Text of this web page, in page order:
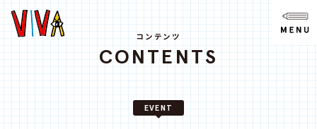
ニュース
ABOUT
SPACE
コンテンツ
CONTENTS
EVENT